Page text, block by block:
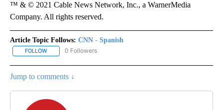
™ & © 2021 Cable News Network, Inc., a WarnerMedia
Company. All rights reserved.
Article Topic Follows: CNN - Spanish
FOLLOW FOLLOW "CNN - SPANISH" TO RECEIVE NOTIFICATIONS ABOUT
0 Followers
Jump to comments ↓